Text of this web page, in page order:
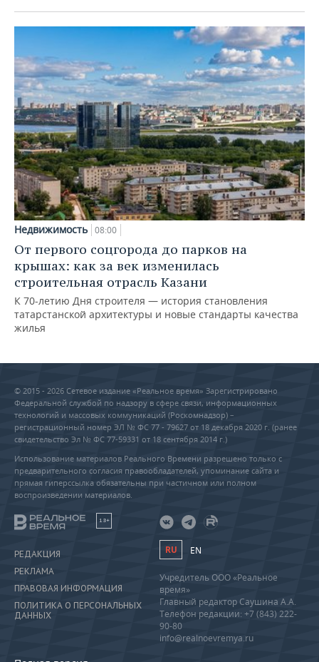
Недвижимость 08:00
От первого соцгорода до парков на
крышах: как за век изменилась
строительная отрасль Казани
К 70-летию Дня строителя — история становления
татарстанской архитектуры и новые стандарты качества
жилья
© 2015 - 2026 Сетевое издание «Реальное время» Зарегистрировано
Федеральной службой по надзору в сфере связи, информационных
технологий и массовых коммуникаций (Роскомнадзор) –
регистрационный номер ЭЛ № ФС 77 - 79627 от 18 декабря 2020 г. (ранее
свидетельство Эл № ФС 77-59331 от 18 сентября 2014 г.)
Использование материалов Реального Времени разрешено только с
предварительного согласия правообладателей, упоминание сайта и
прямая гиперссылка обязательны при частичном или полном
воспроизведении материалов.
18+
РЕДАКЦИЯ
РЕКЛАМА
ПРАВОВАЯ ИНФОРМАЦИЯ
ПОЛИТИКА О ПЕРСОНАЛЬНЫХ
ДАННЫХ
RU EN
Учредитель ООО «Реальное
время»
Главный редактор Саушина А.А.
Телефон редакции: +7 (843) 222-
90-80
info@realnoevremya.ru